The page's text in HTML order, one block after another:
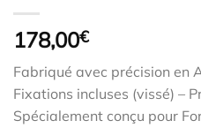
178,00€
Fabriqué avec précision en
Fixations incluses (vissé) –
Spécialement conçu pour